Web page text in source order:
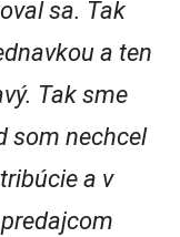
sa. Tak
a ten
Tak sme
som nechcel
a v